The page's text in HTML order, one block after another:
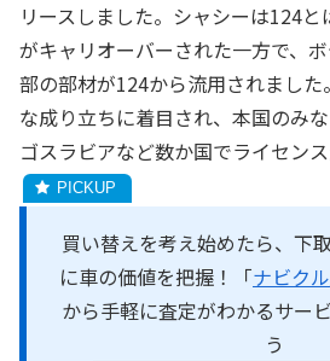
リースしました。シャシーは124
がキャリオーバーされた一方で、
部の部材が124から流用されまし
な成り立ちに着目され、本国のみ
ゴスラビアなど数か国でライセン
買い替えを考え始めたら、下
に車の価値を把握！「ナビクル
から手軽に査定がわかるサー
う